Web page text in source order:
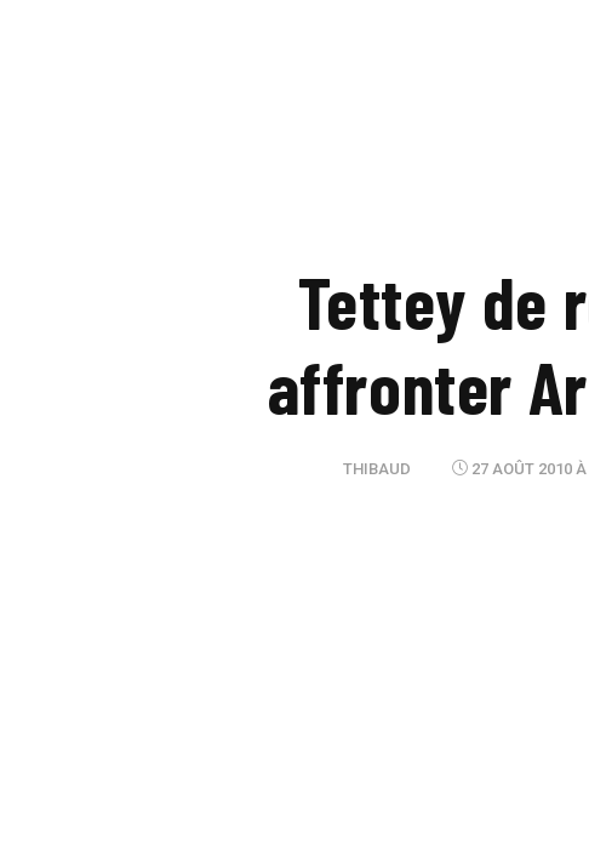
Tettey de
affronter
THIBAUD 27 AOÛT 2010 À